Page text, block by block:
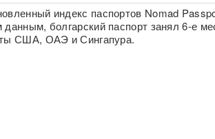
индекс паспортов Nomad
болгарский паспорт занял 6-е
США, ОАЭ и Сингапура.